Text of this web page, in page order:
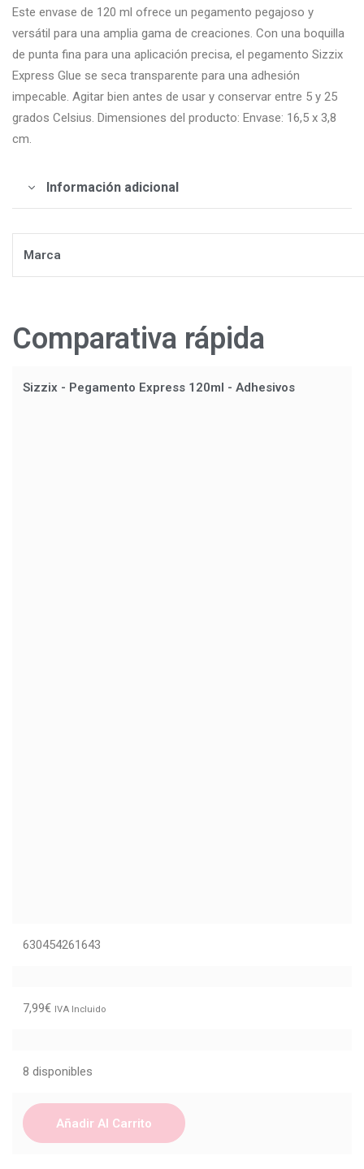
Este envase de 120 ml ofrece un pegamento pegajoso y
versátil para una amplia gama de creaciones. Con una boquilla
de punta fina para una aplicación precisa, el pegamento Sizzix
Express Glue se seca transparente para una adhesión
impecable. Agitar bien antes de usar y conservar entre 5 y 25
grados Celsius. Dimensiones del producto: Envase: 16,5 x 3,8
cm.
Información adicional
Marca
Comparativa rápida
Sizzix - Pegamento Express 120ml - Adhesivos
630454261643
7,99€ IVA Incluido
8 disponibles
Añadir Al Carrito